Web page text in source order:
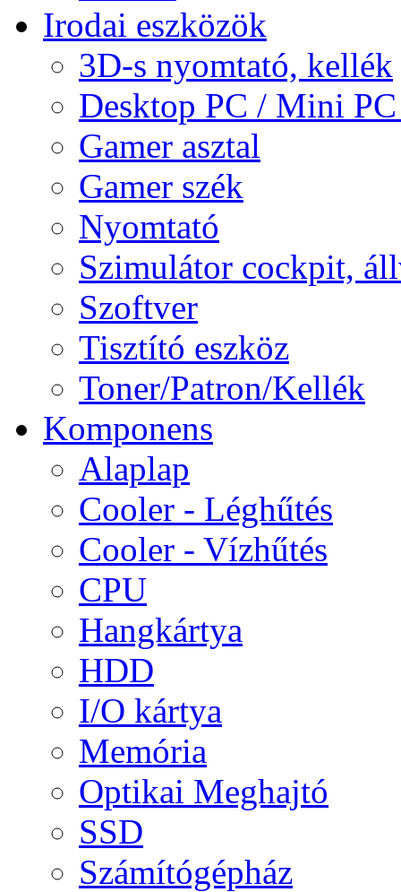
Irodai eszközök
3D-s nyomtató, kellék
Desktop PC / Mini
Gamer asztal
Gamer szék
Nyomtató
Szimulátor cockpit,
Szoftver
Tisztító eszköz
Toner/Patron/Kellék
Komponens
Alaplap
Cooler - Léghűtés
Cooler - Vízhűtés
CPU
Hangkártya
HDD
I/O kártya
Memória
Optikai Meghajtó
SSD
Számítógépház